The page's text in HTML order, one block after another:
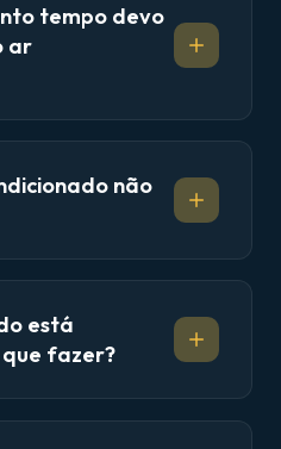
tempo devo
ar
não
está
fazer?